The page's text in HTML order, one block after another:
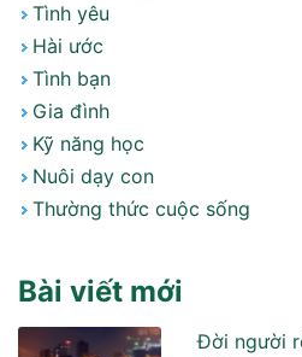
Tình yêu
Hài ước
Tình bạn
Gia đình
Kỹ năng học
Nuôi dạy con
Thường thức cuộc sống
Bài viết mới
Đời người